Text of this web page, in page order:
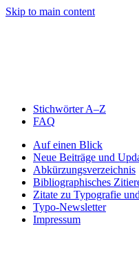
Skip to main content
Stichwörter A–Z
FAQ
Auf einen Blick
Neue Beiträge und
Abkürzungsverzeichnis
Bibliographisches
Zitate zu Typografie
Typo-Newsletter
Impressum